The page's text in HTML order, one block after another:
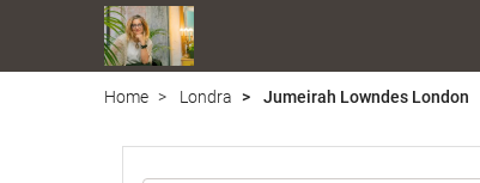
Home Londra Jumeirah Lowndes London